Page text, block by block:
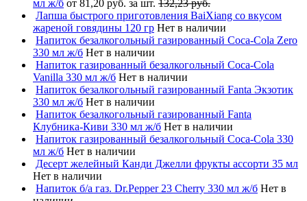
мл ж/б от 81,20 руб. за шт. 132,23 руб.
Лапша быстрого приготовления BaiXiang со вкусом
жареной говядины 120 гр Нет в наличии
Напиток безалкогольный газированный Coca-Cola Zero
330 мл ж/б Нет в наличии
Напиток газированный безалкогольный Coca-Cola
Vanilla 330 мл ж/б Нет в наличии
Напиток безалкогольный газированный Fanta Экзотик
330 мл ж/б Нет в наличии
Напиток безалкогольный газированный Fanta
Клубника-Киви 330 мл ж/б Нет в наличии
Напиток газированный безалкогольный Coca-Cola 330
мл ж/б Нет в наличии
Десерт желейный Канди Джелли фрукты ассорти 35 мл
Нет в наличии
Напиток б/а газ. Dr.Pepper 23 Cherry 330 мл ж/б Нет в